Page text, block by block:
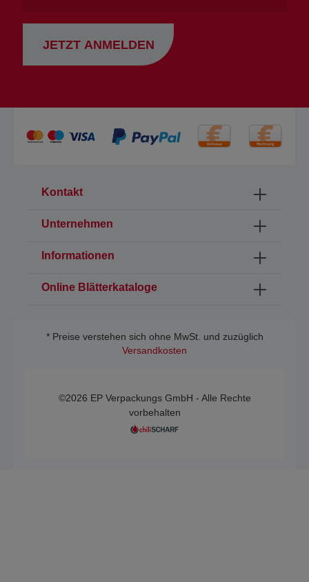
JETZT ANMELDEN
Kontakt
Unternehmen
Informationen
Online Blätterkataloge
* Preise verstehen sich ohne MwSt. und zuzüglich
Versandkosten
©2026 EP Verpackungs GmbH - Alle Rechte
vorbehalten